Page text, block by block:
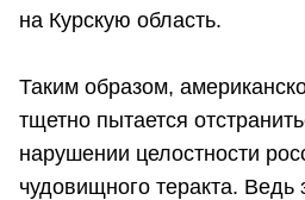
на Курскую область.
Таким образом,
тщетно пытается
нарушении целостности
чудовищного теракта. Ведь